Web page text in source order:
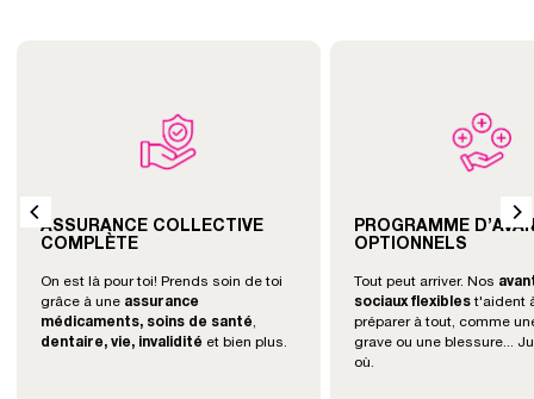
ASSURANCE COLLECTIVE
COMPLÈTE
On est là pour toi! Prends soin de toi
grâce à une assurance
médicaments, soins de santé,
dentaire, vie, invalidité et bien plus.
PROGRAMME
OPTIONNELS
Tout peut arriver. Nos
sociaux flexiblest'aident
préparer à tout, comme
grave ou une blessure...
où.